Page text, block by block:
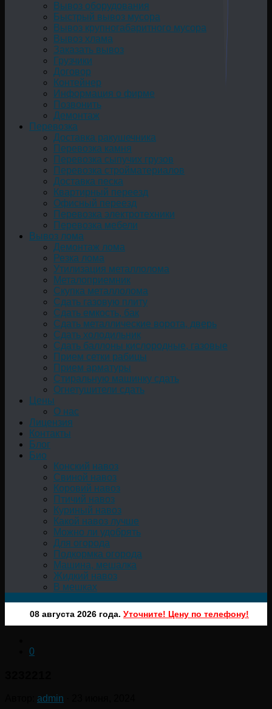
Вывоз оборудования
Быстрый вывоз мусора
Вывоз крупногабаритного мусора
Вывоз хлама
Заказать вывоз
Грузчики
Договор
Контейнер
Информация о фирме
Позвонить
Демонтаж
Перевозка
Доставка ракушечника
Перевозка камня
Перевозка сыпучих грузов
Перевозка стройматериалов
Доставка песка
Квартирный переезд
Офисный переезд
Перевозка электротехники
Перевозка мебели
Вывоз лома
Демонтаж лома
Резка лома
Утилизация металлолома
Металоприемник
Скупка металлолома
Сдать газовую плиту
Сдать емкость, бак
Cдать металлические ворота, дверь
Сдать холодильник
Сдать баллоны кислородные, газовые
Прием сетки рабицы
Прием арматуры
Стиральную машинку сдать
Огнетушители сдать
Цены
О нас
Лицензия
Контакты
Блог
Био
Конский навоз
Свиной навоз
Коровий навоз
Птичий навоз
Куриный навоз
Какой навоз лучше
Можно ли удобрять
Для огорода
Подкормка огорода
Машина, мешалка
Жидкий навоз
В мешках
08 августа 2026 года. Уточните! Цену по телефону!
0
admin